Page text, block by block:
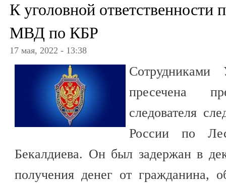
К уголовной ответственности
МВД по КБР
17 мая, 2022 - 13:38
пресечена
следователя
России по
Бекалдиева. Он был задержан в
получения денег от гражданина,